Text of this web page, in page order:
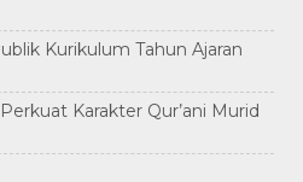
Kurikulum Tahun Ajaran
Karakter Qur’ani Murid